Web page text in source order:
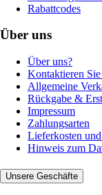
Rabattcodes
Über uns
Über uns?
Kontaktieren
Allgemeine
Rückgabe &
Impressum
Zahlungsarten
Lieferkosten
Hinweis zum
Unsere Geschäfte